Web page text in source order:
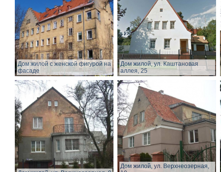
Дом жилой с женской фигурой на
фасаде
Дом жилой, ул. Каштановая
аллея, 25
Дом жилой, ул. Верхнеозерная,